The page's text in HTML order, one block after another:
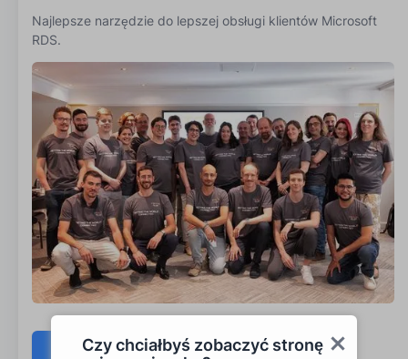
Czy chciałbyś zobaczyć stronę
Najlepsze narzędzie do lepszej obsługi klientów Microsoft
RDS.
Skontaktuj się